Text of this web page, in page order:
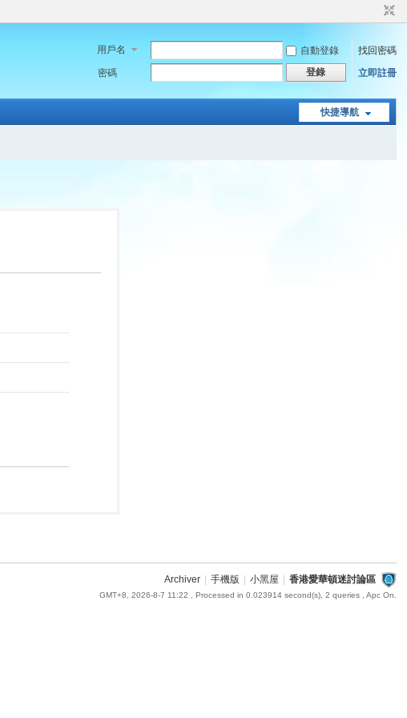
用戶名 自動登錄
找回密碼
密碼
登錄 立即註冊
快捷導航
Archiver 手機版 小黑屋 香港愛華頓迷討論區
GMT+8, 2026-8-7 11:22 , Processed in 0.023914 second(s), 2 queries , Apc On.